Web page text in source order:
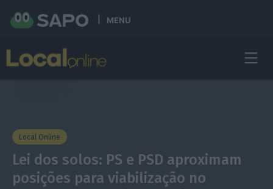
MENU
Local Online
Lei dos solos: PS e PSD aproximam
posições para viabilização no